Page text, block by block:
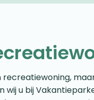
recreatiewoning,
wij u bij